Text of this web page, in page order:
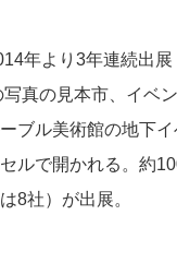
年より3年連続出
真の見本市、イベ
ブル美術館の地下
ルで開かれる。約
8社）が出展。